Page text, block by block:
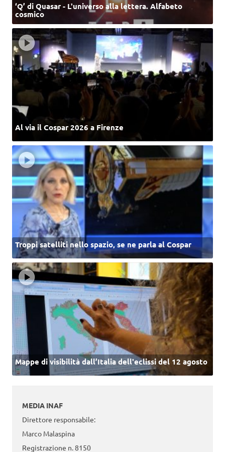
‘Q’ di Quasar - L'universo alla lettera. Alfabeto
cosmico
Al via il Cospar 2026 a Firenze
Troppi satelliti nello spazio, se ne parla al Cospar
Mappe di visibilità dall’Italia dell'eclissi del 12 agosto
MEDIA INAF
Direttore responsabile:
Marco Malaspina
Registrazione n. 8150